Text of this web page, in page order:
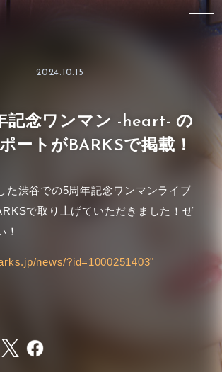
2024.10.15
記念ワンマン -heart- の
ートがBARKSで掲載！
た渋谷での5周年記念ワンマンライブ
で取り上げていただきました！ぜ
！
news/?id=1000251403"